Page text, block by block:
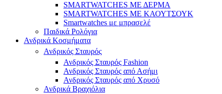
SMARTWATCHES ΜΕ ΔΕΡΜΑ
SMARTWATCHES ΜΕ ΚΑΟΥΤΣΟΥΚ
Smartwatches με μπρασελέ
Παιδικά Ρολόγια
Ανδρικά Κοσμήματα
Ανδρικός Σταυρός
Ανδρικός Σταυρός Fashion
Ανδρικός Σταυρός από Ασήμι
Ανδρικός Σταυρός από Χρυσό
Ανδρικά Βραχιόλια